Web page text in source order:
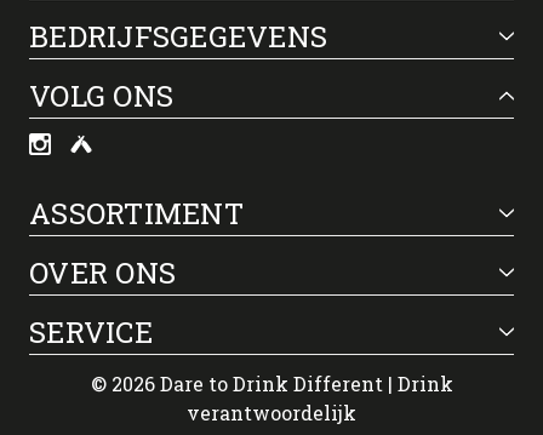
BEDRIJFSGEGEVENS
VOLG ONS
ASSORTIMENT
OVER ONS
SERVICE
© 2026 Dare to Drink Different | Drink
verantwoordelijk